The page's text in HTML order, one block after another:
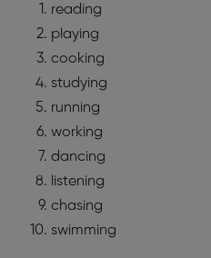
reading
playing
cooking
studying
running
working
dancing
listening
chasing
swimming